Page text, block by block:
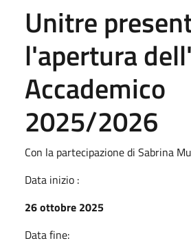
Unitre
l'apertura
Accademico
2025/2026
Con la partecipazione di Sabrina
Data inizio :
26 ottobre 2025
Data fine: